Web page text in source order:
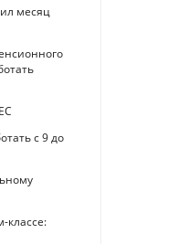
месяц
с 9 до
классе: